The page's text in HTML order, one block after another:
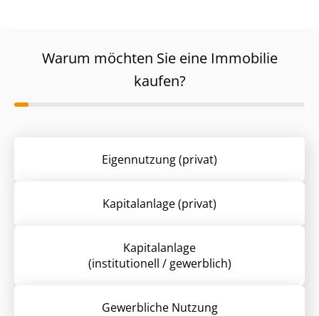
Warum möchten Sie eine Immobilie
kaufen?
Eigennutzung (privat)
Kapitalanlage (privat)
Kapitalanlage
(institutionell / gewerblich)
Gewerbliche Nutzung